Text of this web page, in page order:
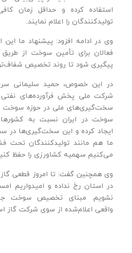
استفاده کرده و حداقل زمان
تولیدکنندگان را اعلام نمایند.
وی در ادامه افزود: پیشنهاد ما
فعالان برای تأمین سوخت از
پیگیری شود تا روند تخصیص
در این خصوص، حمید سلیمانی
شرکت ملی پخش فرآورده‌های نفتی
سخت‌گیری‌های ملی در حوزه سوخت
سوخت در ایران نسبت به
ایجاد کرده و این سخت‌گیری‌ها در
ما هم مانند تولیدکنندگان تحت
می‌کنیم سهمیه کشاورزی را حفظ
وی همچنین گفت: تا امروز قطعی گاز
در استان رخ نداده و امیدواریم
نشویم. مبنای تخصیص سوخت
واقعی اعلام‌شده از سوی شرکت گاز